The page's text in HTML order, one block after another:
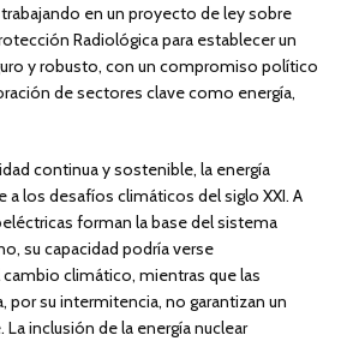
en un proyecto de ley sobre
Radiológica para establecer un
y robusto, con un compromiso político
de sectores clave como energía,
continua y sostenible, la energía
a los desafíos climáticos del siglo XXI. A
forman la base del sistema
su capacidad podría verse
climático, mientras que las
por su intermitencia, no garantizan un
inclusión de la energía nuclear